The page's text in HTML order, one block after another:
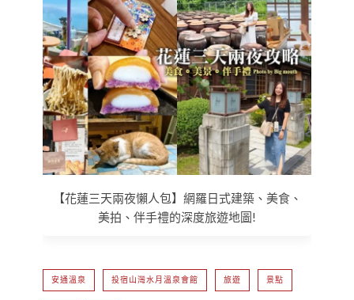
【花蓮三天兩夜懶人包】網羅日式建築、美食、
美拍、伴手禮的深度旅遊地圖!
安通溫泉 投宿山灣水月溫泉會館 旅遊 景點